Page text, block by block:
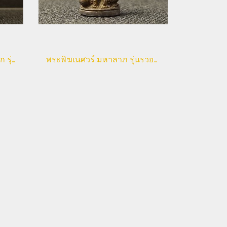
❌Sold❌หลวงพ่อเกษม เขมโก รุ่นสุริยุปราคา (ลูกสะกด) พระพิฆเนศวร์ มหาลาภ รุ่นรวยมหาลาภ หลวงพ่อเปิ่น